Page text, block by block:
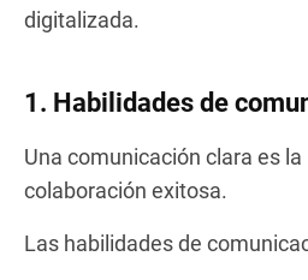
digitalizada.
1. Habilidades de
Una comunicación clara es
colaboración exitosa.
Las habilidades de